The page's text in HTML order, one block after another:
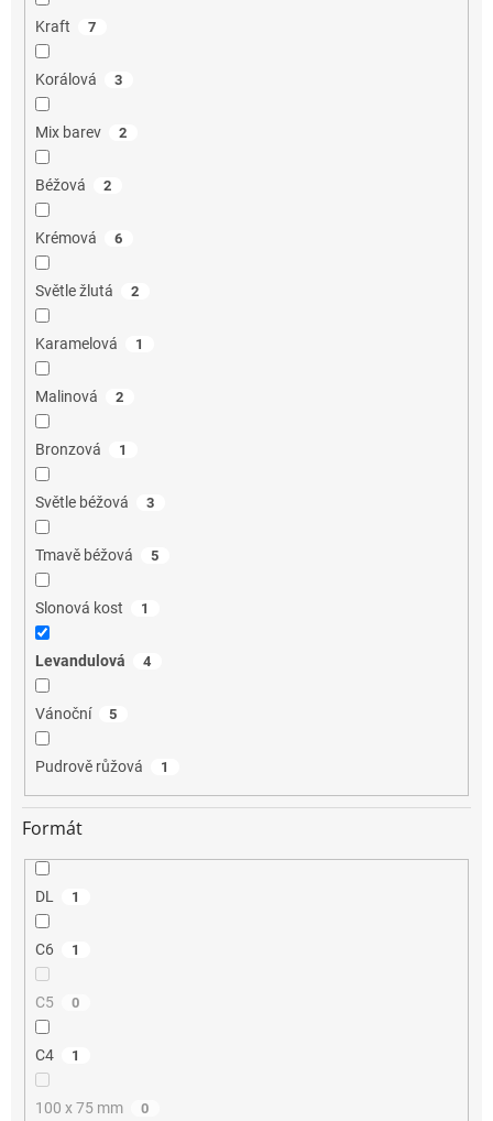
Kraft 7
Korálová 3
Mix barev 2
Béžová 2
Krémová 6
Světle žlutá 2
Karamelová 1
Malinová 2
Bronzová 1
Světle béžová 3
Tmavě béžová 5
Slonová kost 1
Levandulová 4
Vánoční 5
Pudrově růžová 1
Formát
DL 1
C6 1
C5 0
C4 1
100 x 75 mm 0